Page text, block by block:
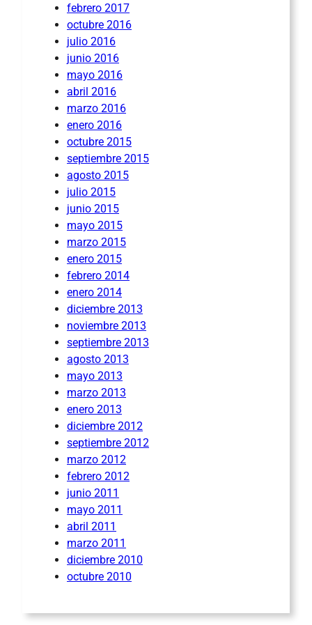
febrero 2017
octubre 2016
julio 2016
junio 2016
mayo 2016
abril 2016
marzo 2016
enero 2016
octubre 2015
septiembre 2015
agosto 2015
julio 2015
junio 2015
mayo 2015
marzo 2015
enero 2015
febrero 2014
enero 2014
diciembre 2013
noviembre 2013
septiembre 2013
agosto 2013
mayo 2013
marzo 2013
enero 2013
diciembre 2012
septiembre 2012
marzo 2012
febrero 2012
junio 2011
mayo 2011
abril 2011
marzo 2011
diciembre 2010
octubre 2010